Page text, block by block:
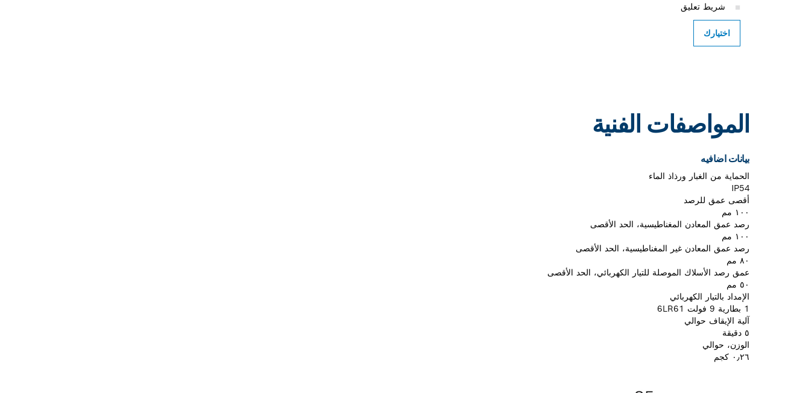
شريط تعليق
اختيارك
المواصفات الفنية
بيانات اضافيه
الحماية من الغبار ورذاذ الماء
IP54
أقصى عمق للرصد
١٠٠ مم
رصد عمق المعادن المغناطيسية، الحد الأقصى
١٠٠ مم
رصد عمق المعادن غير المغناطيسية، الحد الأقصى
٨٠ مم
عمق رصد الأسلاك الموصلة للتيار الكهربائي، الحد الأقصى
٥٠ مم
الإمداد بالتيار الكهربائي
1 بطارية 9 فولت 6LR61
آلية الإيقاف حوالي
٥ دقيقة
الوزن، حوالي
٠٫٢٦ كجم